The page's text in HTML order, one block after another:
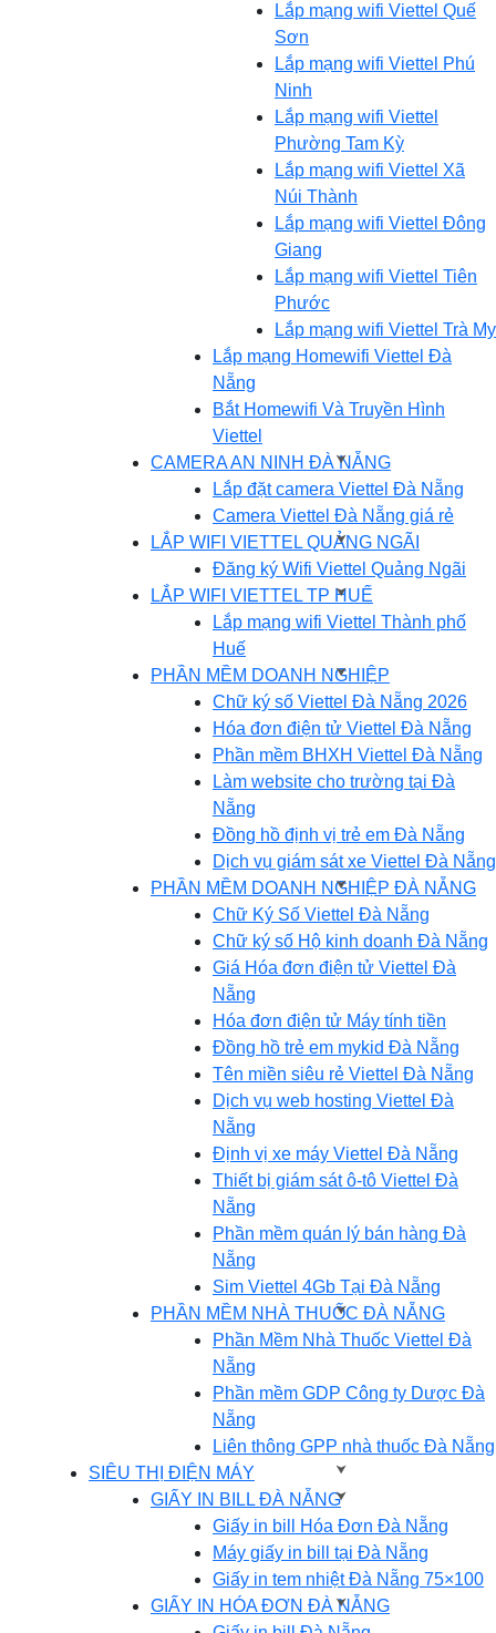
Lắp mạng wifi Viettel Quế
Sơn
Lắp mạng wifi Viettel Phú
Ninh
Lắp mạng wifi Viettel
Phường Tam Kỳ
Lắp mạng wifi Viettel Xã
Núi Thành
Lắp mạng wifi Viettel Đông
Giang
Lắp mạng wifi Viettel Tiên
Phước
Lắp mạng wifi Viettel Trà My
Lắp mạng Homewifi Viettel Đà
Nẵng
Bắt Homewifi Và Truyền Hình
Viettel
CAMERA AN NINH ĐÀ NẴNG
Lắp đặt camera Viettel Đà Nẵng
Camera Viettel Đà Nẵng giá rẻ
LẮP WIFI VIETTEL QUẢNG NGÃI
Đăng ký Wifi Viettel Quảng Ngãi
LẮP WIFI VIETTEL TP HUẾ
Lắp mạng wifi Viettel Thành phố
Huế
PHẦN MỀM DOANH NGHIỆP
Chữ ký số Viettel Đà Nẵng 2026
Hóa đơn điện tử Viettel Đà Nẵng
Phần mềm BHXH Viettel Đà Nẵng
Làm website cho trường tại Đà
Nẵng
Đồng hồ định vị trẻ em Đà Nẵng
Dịch vụ giám sát xe Viettel Đà Nẵng
PHẦN MỀM DOANH NGHIỆP ĐÀ NẴNG
Chữ Ký Số Viettel Đà Nẵng
Chữ ký số Hộ kinh doanh Đà Nẵng
Giá Hóa đơn điện tử Viettel Đà
Nẵng
Hóa đơn điện tử Máy tính tiền
Đồng hồ trẻ em mykid Đà Nẵng
Tên miền siêu rẻ Viettel Đà Nẵng
Dịch vụ web hosting Viettel Đà
Nẵng
Định vị xe máy Viettel Đà Nẵng
Thiết bị giám sát ô-tô Viettel Đà
Nẵng
Phần mềm quán lý bán hàng Đà
Nẵng
Sim Viettel 4Gb Tại Đà Nẵng
PHẦN MỀM NHÀ THUỐC ĐÀ NẴNG
Phần Mềm Nhà Thuốc Viettel Đà
Nẵng
Phần mềm GDP Công ty Dược Đà
Nẵng
Liên thông GPP nhà thuốc Đà Nẵng
SIÊU THỊ ĐIỆN MÁY
GIẤY IN BILL ĐÀ NẴNG
Giấy in bill Hóa Đơn Đà Nẵng
Máy giấy in bill tại Đà Nẵng
Giấy in tem nhiệt Đà Nẵng 75×100
GIẤY IN HÓA ĐƠN ĐÀ NẴNG